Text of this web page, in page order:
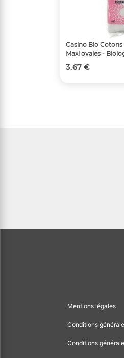
Casino Bio
Maxi ovales -
3.67 €
Mentions légales
Conditions
Conditions